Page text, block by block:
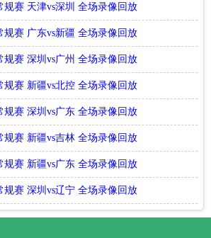
规赛 天津vs深圳 全场录像回放
规赛 广东vs新疆 全场录像回放
规赛 深圳vs广州 全场录像回放
规赛 新疆vs北控 全场录像回放
规赛 深圳vs广东 全场录像回放
规赛 新疆vs吉林 全场录像回放
规赛 新疆vs广东 全场录像回放
规赛 深圳vs辽宁 全场录像回放